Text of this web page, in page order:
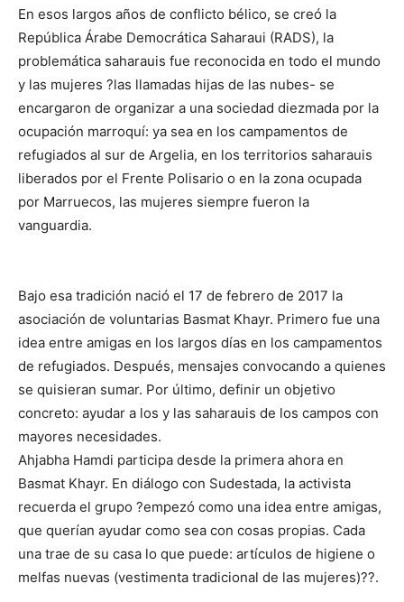
En esos largos años de conflicto bélico, se creó la
República Árabe Democrática Saharaui (RADS), la
problemática saharauis fue reconocida en todo el mundo
y las mujeres ?las llamadas hijas de las nubes- se
encargaron de organizar a una sociedad diezmada por la
ocupación marroquí: ya sea en los campamentos de
refugiados al sur de Argelia, en los territorios saharauis
liberados por el Frente Polisario o en la zona ocupada
por Marruecos, las mujeres siempre fueron la
vanguardia.
Bajo esa tradición nació el 17 de febrero de 2017 la
asociación de voluntarias Basmat Khayr. Primero fue una
idea entre amigas en los largos días en los campamentos
de refugiados. Después, mensajes convocando a quienes
se quisieran sumar. Por último, definir un objetivo
concreto: ayudar a los y las saharauis de los campos con
mayores necesidades.
Ahjabha Hamdi participa desde la primera ahora en
Basmat Khayr. En diálogo con Sudestada, la activista
recuerda el grupo ?empezó como una idea entre amigas,
que querían ayudar como sea con cosas propias. Cada
una trae de su casa lo que puede: artículos de higiene o
melfas nuevas (vestimenta tradicional de las mujeres)??.